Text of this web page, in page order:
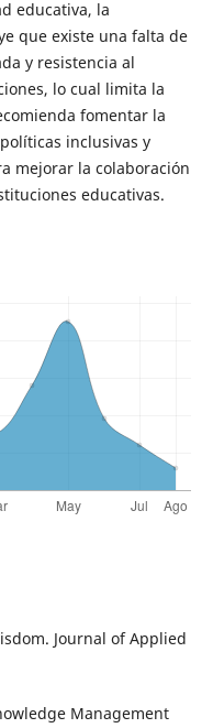
educativa, la
que existe una falta de
y resistencia al
lo cual limita la
fomentar la
inclusivas y
mejorar la colaboración
educativas.
Journal of Applied
Management